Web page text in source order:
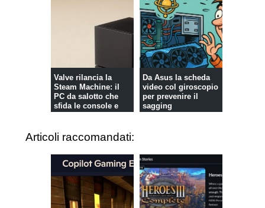
Valve rilancia la
Steam Machine: il
PC da salotto che
sfida le console e
Da Asus la scheda
video col giroscopio
per prevenire il
sagging
Articoli raccomandati: